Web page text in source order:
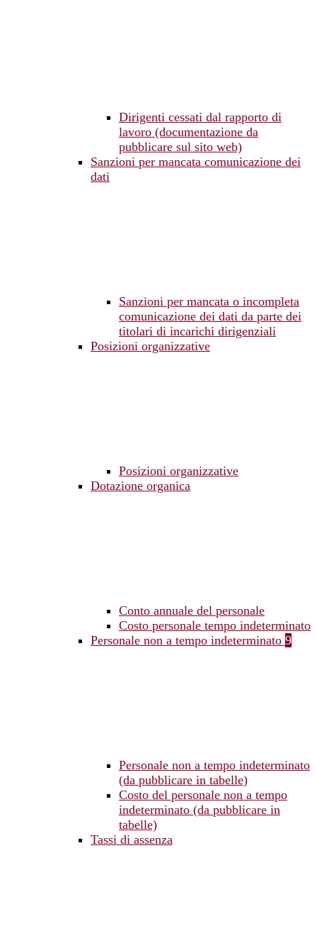
Dirigenti cessati dal rapporto di
lavoro (documentazione da
pubblicare sul sito web)
Sanzioni per mancata comunicazione dei
dati
Sanzioni per mancata o incompleta
comunicazione dei dati da parte dei
titolari di incarichi dirigenziali
Posizioni organizzative
Posizioni organizzative
Dotazione organica
Conto annuale del personale
Costo personale tempo indeterminato
Personale non a tempo indeterminato 9
Personale non a tempo indeterminato
(da pubblicare in tabelle)
Costo del personale non a tempo
indeterminato (da pubblicare in
tabelle)
Tassi di assenza